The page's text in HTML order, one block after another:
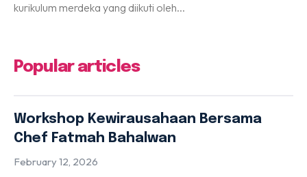
kurikulum merdeka yang diikuti oleh...
Popular articles
Workshop Kewirausahaan Bersama
Chef Fatmah Bahalwan
February 12, 2026